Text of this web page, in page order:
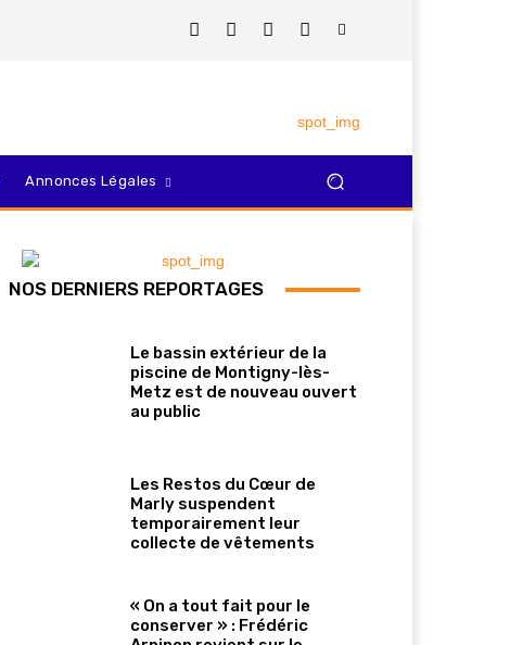
Annonces Légales
NOS DERNIERS REPORTAGES
Le bassin extérieur de la
piscine de Montigny-lès-
Metz est de nouveau ouvert
au public
Les Restos du Cœur de
Marly suspendent
temporairement leur
collecte de vêtements
« On a tout fait pour le
conserver » : Frédéric